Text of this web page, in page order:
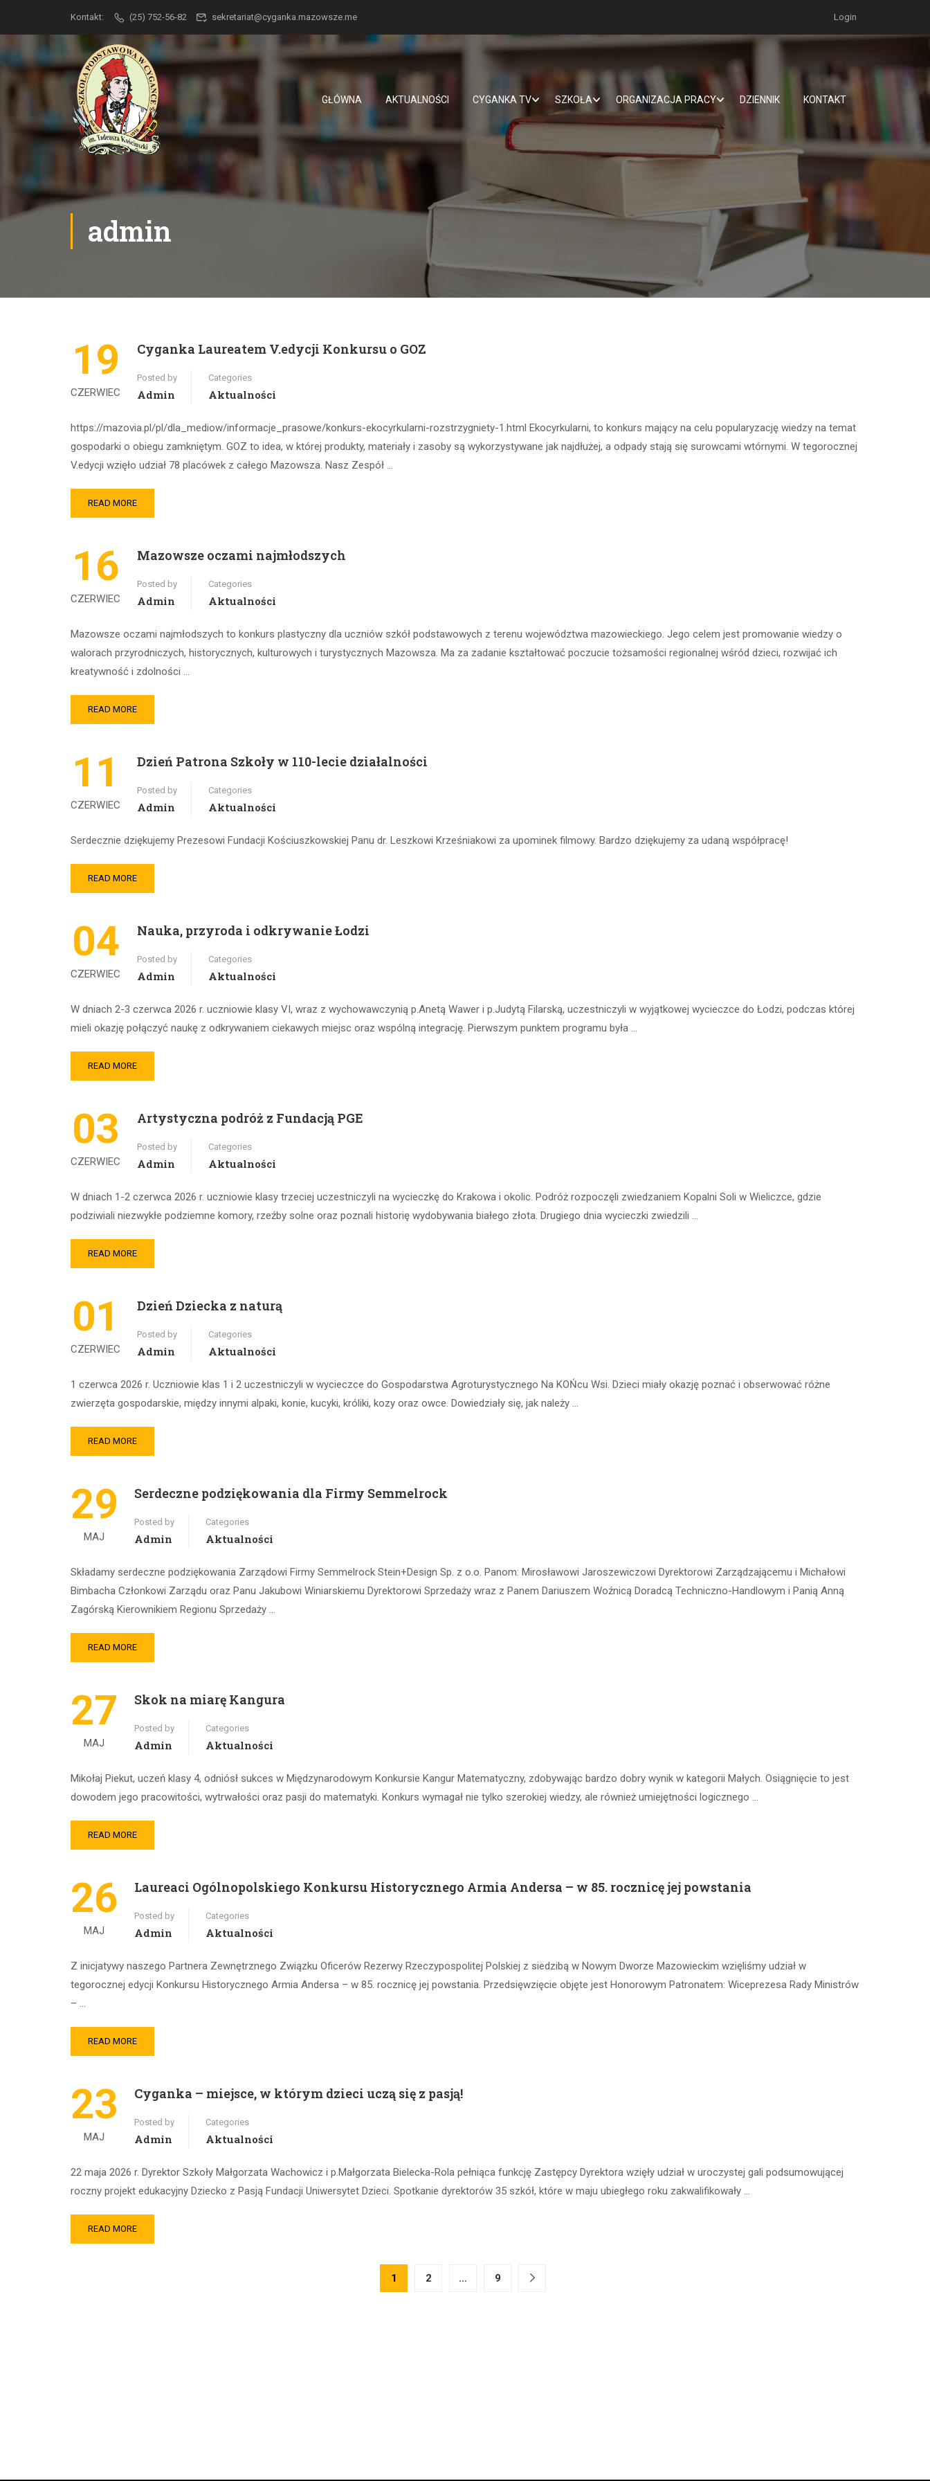
Kontakt: (25) 752-56-82 sekretariat@cyganka.mazowsze.me Login
GŁÓWNA AKTUALNOŚCI CYGANKA TV SZKOŁA ORGANIZACJA PRACY DZIENNIK KONTAKT
admin
19
CZERWIEC
Cyganka Laureatem V.edycji Konkursu o GOZ
Posted by
Admin
Categories
Aktualności
https://mazovia.pl/pl/dla_mediow/informacje_prasowe/konkurs-ekocyrkularni-rozstrzygniety-1.html Ekocyrkularni, to konkurs mający na celu popularyzację wiedzy na temat
gospodarki o obiegu zamkniętym. GOZ to idea, w której produkty, materiały i zasoby są wykorzystywane jak najdłużej, a odpady stają się surowcami wtórnymi. W tegorocznej
V.edycji wzięło udział 78 placówek z całego Mazowsza. Nasz Zespół …
READ MORE
16
CZERWIEC
Mazowsze oczami najmłodszych
Posted by
Admin
Categories
Aktualności
Mazowsze oczami najmłodszych to konkurs plastyczny dla uczniów szkół podstawowych z terenu województwa mazowieckiego. Jego celem jest promowanie wiedzy o
walorach przyrodniczych, historycznych, kulturowych i turystycznych Mazowsza. Ma za zadanie kształtować poczucie tożsamości regionalnej wśród dzieci, rozwijać ich
kreatywność i zdolności …
READ MORE
11
CZERWIEC
Dzień Patrona Szkoły w 110-lecie działalności
Posted by
Admin
Categories
Aktualności
Serdecznie dziękujemy Prezesowi Fundacji Kościuszkowskiej Panu dr. Leszkowi Krześniakowi za upominek filmowy. Bardzo dziękujemy za udaną współpracę!
READ MORE
04
CZERWIEC
Nauka, przyroda i odkrywanie Łodzi
Posted by
Admin
Categories
Aktualności
W dniach 2-3 czerwca 2026 r. uczniowie klasy VI, wraz z wychowawczynią p.Anetą Wawer i p.Judytą Filarską, uczestniczyli w wyjątkowej wycieczce do Łodzi, podczas której
mieli okazję połączyć naukę z odkrywaniem ciekawych miejsc oraz wspólną integrację. Pierwszym punktem programu była …
READ MORE
03
CZERWIEC
Artystyczna podróż z Fundacją PGE
Posted by
Admin
Categories
Aktualności
W dniach 1-2 czerwca 2026 r. uczniowie klasy trzeciej uczestniczyli na wycieczkę do Krakowa i okolic. Podróż rozpoczęli zwiedzaniem Kopalni Soli w Wieliczce, gdzie
podziwiali niezwykłe podziemne komory, rzeźby solne oraz poznali historię wydobywania białego złota. Drugiego dnia wycieczki zwiedzili …
READ MORE
01
CZERWIEC
Dzień Dziecka z naturą
Posted by
Admin
Categories
Aktualności
1 czerwca 2026 r. Uczniowie klas 1 i 2 uczestniczyli w wycieczce do Gospodarstwa Agroturystycznego Na KOŃcu Wsi. Dzieci miały okazję poznać i obserwować różne
zwierzęta gospodarskie, między innymi alpaki, konie, kucyki, króliki, kozy oraz owce. Dowiedziały się, jak należy …
READ MORE
29
MAJ
Serdeczne podziękowania dla Firmy Semmelrock
Posted by
Admin
Categories
Aktualności
Składamy serdeczne podziękowania Zarządowi Firmy Semmelrock Stein+Design Sp. z o.o. Panom: Mirosławowi Jaroszewiczowi Dyrektorowi Zarządzającemu i Michałowi
Bimbacha Członkowi Zarządu oraz Panu Jakubowi Winiarskiemu Dyrektorowi Sprzedaży wraz z Panem Dariuszem Woźnicą Doradcą Techniczno-Handlowym i Panią Anną
Zagórską Kierownikiem Regionu Sprzedaży …
READ MORE
27
MAJ
Skok na miarę Kangura
Posted by
Admin
Categories
Aktualności
Mikołaj Piekut, uczeń klasy 4, odniósł sukces w Międzynarodowym Konkursie Kangur Matematyczny, zdobywając bardzo dobry wynik w kategorii Małych. Osiągnięcie to jest
dowodem jego pracowitości, wytrwałości oraz pasji do matematyki. Konkurs wymagał nie tylko szerokiej wiedzy, ale również umiejętności logicznego …
READ MORE
26
MAJ
Laureaci Ogólnopolskiego Konkursu Historycznego Armia Andersa – w 85. rocznicę jej powstania
Posted by
Admin
Categories
Aktualności
Z inicjatywy naszego Partnera Zewnętrznego Związku Oficerów Rezerwy Rzeczypospolitej Polskiej z siedzibą w Nowym Dworze Mazowieckim wzięliśmy udział w
tegorocznej edycji Konkursu Historycznego Armia Andersa – w 85. rocznicę jej powstania. Przedsięwzięcie objęte jest Honorowym Patronatem: Wiceprezesa Rady Ministrów
– …
READ MORE
23
MAJ
Cyganka – miejsce, w którym dzieci uczą się z pasją!
Posted by
Admin
Categories
Aktualności
22 maja 2026 r. Dyrektor Szkoły Małgorzata Wachowicz i p.Małgorzata Bielecka-Rola pełniąca funkcję Zastępcy Dyrektora wzięły udział w uroczystej gali podsumowującej
roczny projekt edukacyjny Dziecko z Pasją Fundacji Uniwersytet Dzieci. Spotkanie dyrektorów 35 szkół, które w maju ubiegłego roku zakwalifikowały …
READ MORE
1 2 … 9